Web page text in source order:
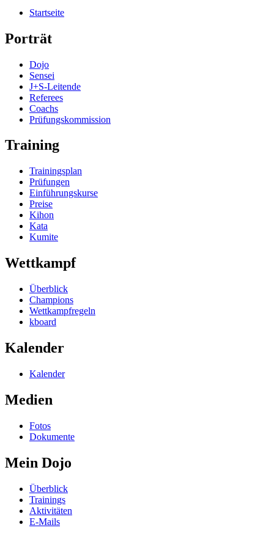
Startseite
Porträt
Dojo
Sensei
J+S-Leitende
Referees
Coachs
Prüfungskommission
Training
Trainingsplan
Prüfungen
Einführungskurse
Preise
Kihon
Kata
Kumite
Wettkampf
Überblick
Champions
Wettkampfregeln
kboard
Kalender
Kalender
Medien
Fotos
Dokumente
Mein Dojo
Überblick
Trainings
Aktivitäten
E-Mails